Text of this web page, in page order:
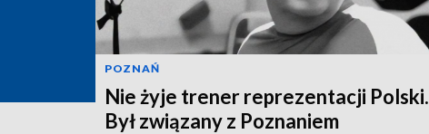
POZNAŃ
Nie żyje trener reprezentacji Polski.
Był związany z Poznaniem